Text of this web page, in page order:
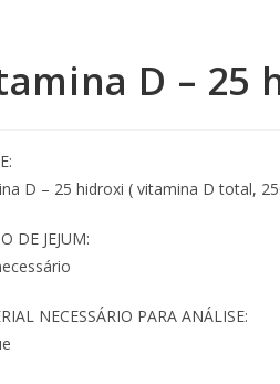
D – 25
D – 25 hidroxi ( vitamina D total,
DE JEJUM:
NECESSÁRIO PARA ANÁLISE: